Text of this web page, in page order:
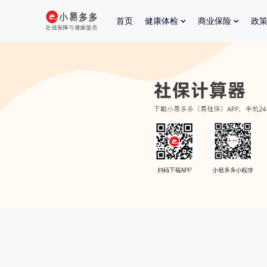
首页 健康体检 商业保险 政